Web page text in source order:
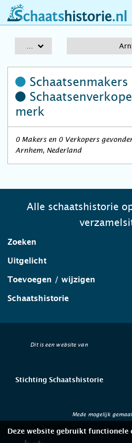
schaatshistorie.nl
Schaatsenmakers |
merk
0 Makers en 0 Verkopers
Arnhem, Nederland
Alle schaatshistorie
Zoeken
Uitgelicht
Toevoegen / wijzigen
Schaatshistorie
Dit is een website van
Stichting Schaatshistorie
Mede mogelijk
Deze website gebruikt functionele